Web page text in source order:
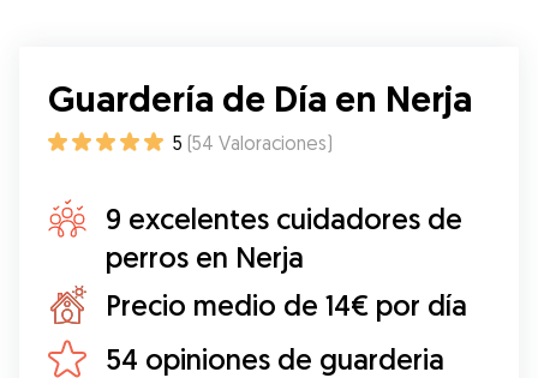
Guardería de Día en Nerja
5 (54 Valoraciones)
9 excelentes cuidadores de
perros en Nerja
Precio medio de 14€ por día
54 opiniones de guarderia